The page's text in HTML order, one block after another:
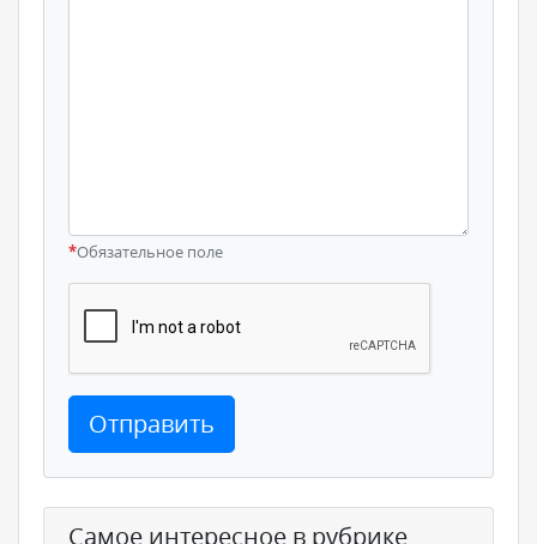
*Обязательное поле
Отправить
Самое интересное в рубрике